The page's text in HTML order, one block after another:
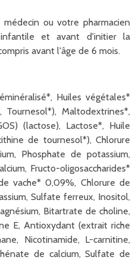
ou votre pharmacien
et avant d'initier la
avant l'âge de 6 mois.
Huiles végétales*
Tournesol*), Maltodextrines*,
(lactose), Lactose*, Huile
de tournesol*), Chlorure
Phosphate de potassium,
Fructo-oligosaccharides*
vache* 0,09%, Chlorure de
Sulfate ferreux, Inositol,
Bitartrate de choline,
E, Antioxydant (extrait riche
Nicotinamide, L-carnitine,
de calcium, Sulfate de